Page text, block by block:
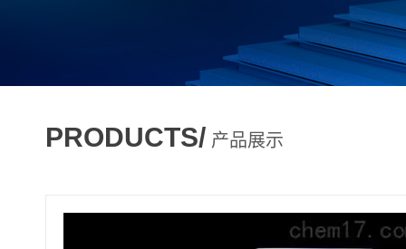
PRODUCTS/ 产品展示